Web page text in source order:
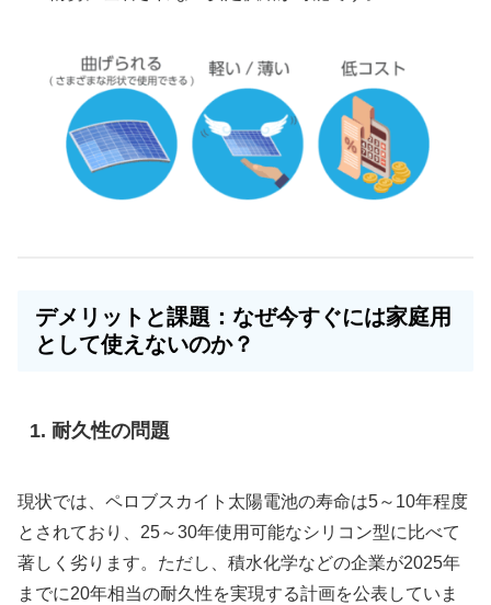
デメリットと課題：なぜ今すぐには家庭用
として使えないのか？
1. 耐久性の問題
現状では、ペロブスカイト太陽電池の寿命は5～10年程度
とされており、25～30年使用可能なシリコン型に比べて
著しく劣ります。ただし、積水化学などの企業が2025年
までに20年相当の耐久性を実現する計画を公表していま